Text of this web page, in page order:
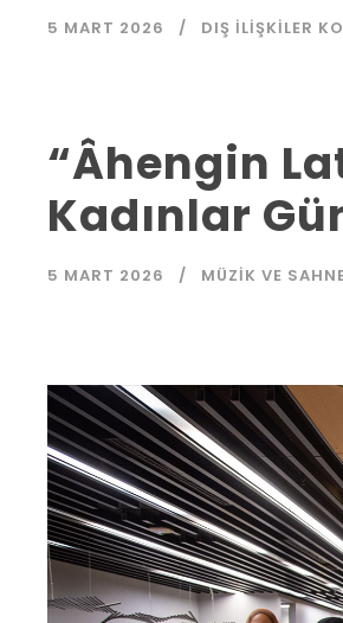
5 MART 2026 DIŞ İLIŞKILER
“Âhengin
Kadınlar
5 MART 2026 MÜZIK VE